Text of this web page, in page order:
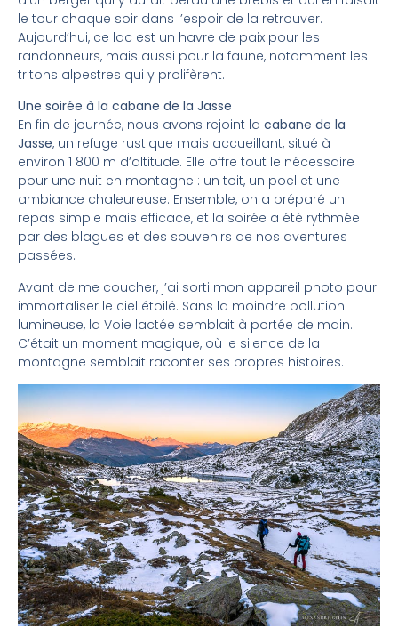
le tour chaque soir dans l’espoir de la retrouver.
Aujourd’hui, ce lac est un havre de paix pour les
randonneurs, mais aussi pour la faune, notamment les
tritons alpestres qui y prolifèrent.
Une soirée à la cabane de la Jasse
En fin de journée, nous avons rejoint la cabane de la
Jasse, un refuge rustique mais accueillant, situé à
environ 1 800 m d’altitude. Elle offre tout le nécessaire
pour une nuit en montagne : un toit, un poel et une
ambiance chaleureuse. Ensemble, on a préparé un
repas simple mais efficace, et la soirée a été rythmée
par des blagues et des souvenirs de nos aventures
passées.
Avant de me coucher, j’ai sorti mon appareil photo pour
immortaliser le ciel étoilé. Sans la moindre pollution
lumineuse, la Voie lactée semblait à portée de main.
C’était un moment magique, où le silence de la
montagne semblait raconter ses propres histoires.